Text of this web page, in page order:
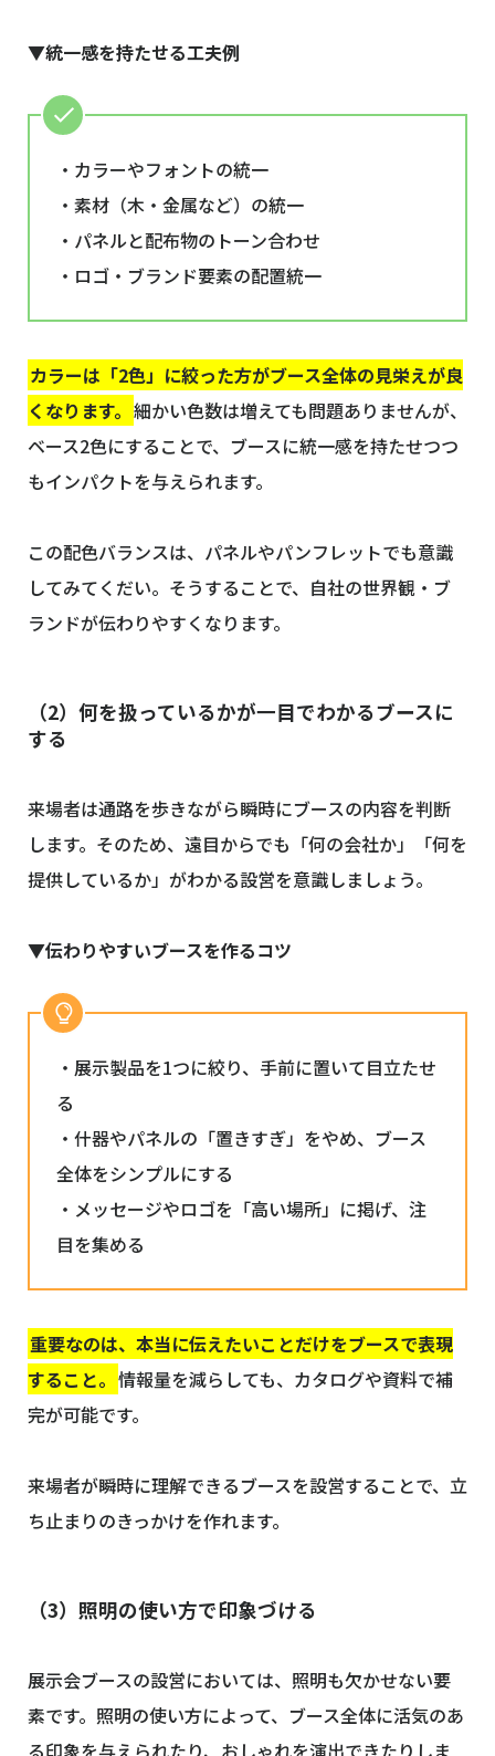
▼統一感を持たせる工夫例
・カラーやフォントの統一
・素材（木・金属など）の統一
・パネルと配布物のトーン合わせ
・ロゴ・ブランド要素の配置統一
カラーは「2色」に絞った方がブース全体の見栄えが良
くなります。 細かい色数は増えても問題ありませんが、
ベース2色にすることで、ブースに統一感を持たせつつ
もインパクトを与えられます。
この配色バランスは、パネルやパンフレットでも意識
してみてくだい。そうすることで、自社の世界観・ブ
ランドが伝わりやすくなります。
（2）何を扱っているかが一目でわかるブースに
する
来場者は通路を歩きながら瞬時にブースの内容を判断
します。そのため、遠目からでも「何の会社か」「何を
提供しているか」がわかる設営を意識しましょう。
▼伝わりやすいブースを作るコツ
・展示製品を1つに絞り、手前に置いて目立たせ
る
・什器やパネルの「置きすぎ」をやめ、ブース
全体をシンプルにする
・メッセージやロゴを「高い場所」に掲げ、注
目を集める
重要なのは、本当に伝えたいことだけをブースで表現
すること。 情報量を減らしても、カタログや資料で補
完が可能です。
来場者が瞬時に理解できるブースを設営することで、立
ち止まりのきっかけを作れます。
（3）照明の使い方で印象づける
展示会ブースの設営においては、照明も欠かせない要
素です。照明の使い方によって、ブース全体に活気のあ
る印象を与えられたり、おしゃれを演出できたりしま